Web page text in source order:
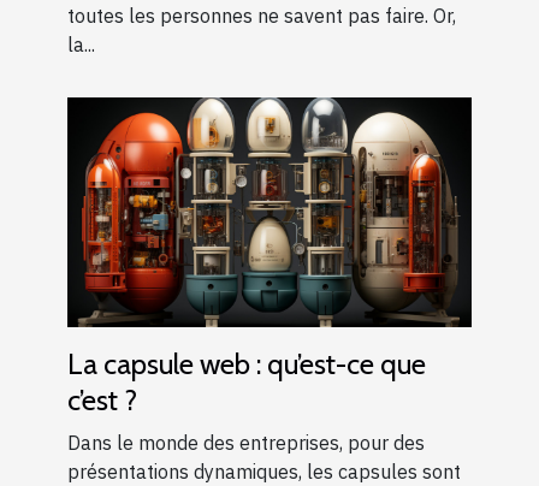
toutes les personnes ne savent pas faire. Or,
la...
La capsule web : qu’est-ce que
c’est ?
Dans le monde des entreprises, pour des
présentations dynamiques, les capsules sont